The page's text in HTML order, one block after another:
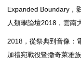
Expanded Boundary，
人類學論壇2018，雲南
2018，從祭典到音像：
加禮宛戰役暨撒奇萊雅